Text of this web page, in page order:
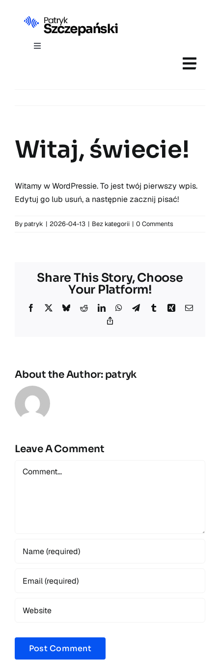
Toggle
Witaj, świecie!
Witamy w WordPressie. To jest twój pierwszy wpis.
Edytuj go lub usuń, a następnie zacznij pisać!
By patryk | 2026-04-13 | Bez kategorii | 0 Comments
Share This Story, Choose
Your Platform!
Facebook BlueskyRedditLinkedInWhatsApp
TelegramTumblrXing Email
About the Author: patryk
Leave A Comment
Comment